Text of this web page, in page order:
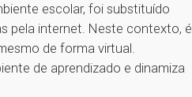
escolar, foi substituído
pela internet. Neste contexto, é
de forma virtual.
de aprendizado e dinamiza